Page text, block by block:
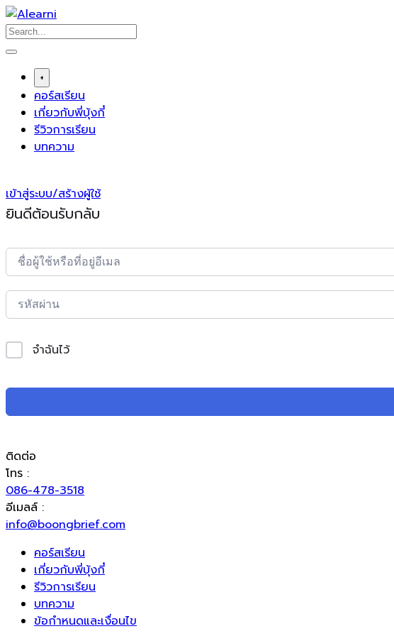
Skip
to
content
+
คอร์สเรียน
เกี่ยวกับพี่บุ้งกี๋
รีวิวการเรียน
บทความ
เข้าสู่ระบบ/สร้างผู้ใช้
ยินดีต้อนรับกลับ
จำฉันไว้
ติดต่อ
โทร :
086-478-3518
อีเมลล์ :
info@boongbrief.com
คอร์สเรียน
เกี่ยวกับพี่บุ้งกี๋
รีวิวการเรียน
บทความ
ข้อกำหนดและเงื่อนไข